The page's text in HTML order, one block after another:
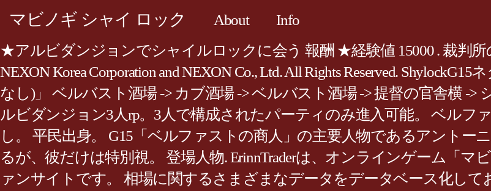
マビノギ シャイ ロック About
Info
★アルビダンジョンでシャイルロックに会う 報酬 ★経験値 15000 . 裁判所
NEXON Korea Corporation and NEXON Co., Ltd. All Rights Reserved.
なし)」 ベルバスト酒場 -> カブ酒場 -> ベルバスト酒場 -> 提督の官舎横 -
ルビダンジョン3人rp。3人で構成されたパーティのみ進入可能。 ベルフ
し。 平民出身。 G15「ベルファストの商人」の主要人物であるアント
るが、彼だけは特別視。 登場人物. ErinnTraderは、オンラインゲーム「
ァンサイトです。 相場に関するさまざまなデータをデータベース化し